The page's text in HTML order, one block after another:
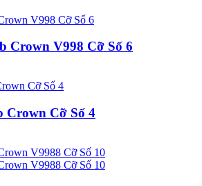
Crown V998 Cỡ Số 6
Crown Cỡ Số 4